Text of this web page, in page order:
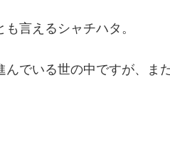
言えるシャチハタ。
んでいる世の中ですが、ま